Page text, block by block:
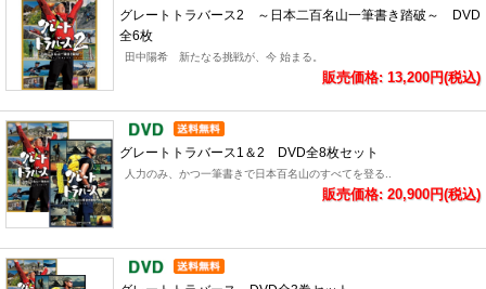
グレートトラバース2 ～日本二百名山一筆書き踏破～ DVD
全6枚
田中陽希 新たなる挑戦が、今 始まる。
販売価格: 13,200円(税込)
グレートトラバース1＆2 DVD全8枚セット
人力のみ、かつ一筆書きで日本百名山のすべてを登る..
販売価格: 20,900円(税込)